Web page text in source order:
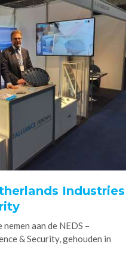
Industries
aan de NEDS –
& Security, gehouden in